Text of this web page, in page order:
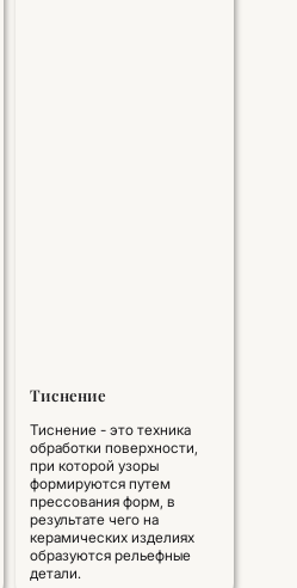
Тиснение
Тиснение - это техника
обработки поверхности,
при которой узоры
формируются путем
прессования форм, в
результате чего на
керамических изделиях
образуются рельефные
детали.